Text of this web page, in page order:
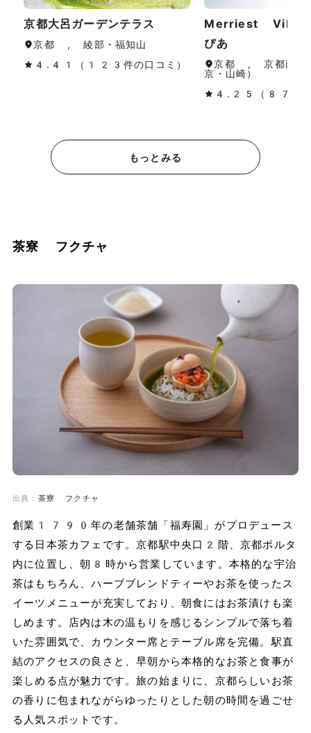
京都大呂ガーデンテラス
京都 , 綾部・福知山
4.41（123件の口コミ）
Merriest
ぴあ
京都 , 京都南部
京・山崎）
4.25（87件の
もっとみる
茶寮 フクチャ
出典： 茶寮 フクチャ
創業1790年の老舗茶舗「福寿園」がプロデュース
する日本茶カフェです。京都駅中央口2階、京都ポルタ
内に位置し、朝8時から営業しています。本格的な宇治
茶はもちろん、ハーブブレンドティーやお茶を使ったス
イーツメニューが充実しており、朝食にはお茶漬けも楽
しめます。店内は木の温もりを感じるシンプルで落ち着
いた雰囲気で、カウンター席とテーブル席を完備。駅直
結のアクセスの良さと、早朝から本格的なお茶と食事が
楽しめる点が魅力です。旅の始まりに、京都らしいお茶
の香りに包まれながらゆったりとした朝の時間を過ごせ
る人気スポットです。